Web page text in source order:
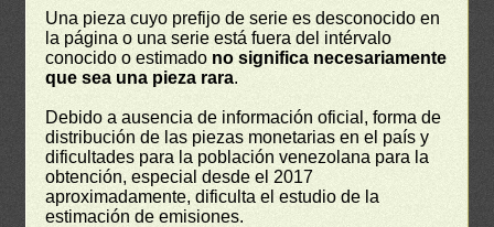
Una pieza cuyo prefijo de serie es desconocido en
la página o una serie está fuera del intérvalo
conocido o estimado no significa necesariamente
que sea una pieza rara.
Debido a ausencia de información oficial, forma de
distribución de las piezas monetarias en el país y
dificultades para la población venezolana para la
obtención, especial desde el 2017
aproximadamente, dificulta el estudio de la
estimación de emisiones.